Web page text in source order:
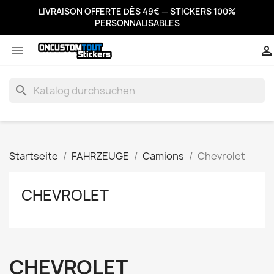
LIVRAISON OFFERTE DÈS 49€ — STICKERS 100%
PERSONNALISABLES
 
search
Startseite FAHRZEUGE Camions Chevrolet
CHEVROLET
CHEVROLET